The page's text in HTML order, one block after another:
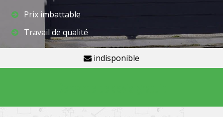
Prix imbattable
Travail de qualité
indisponible